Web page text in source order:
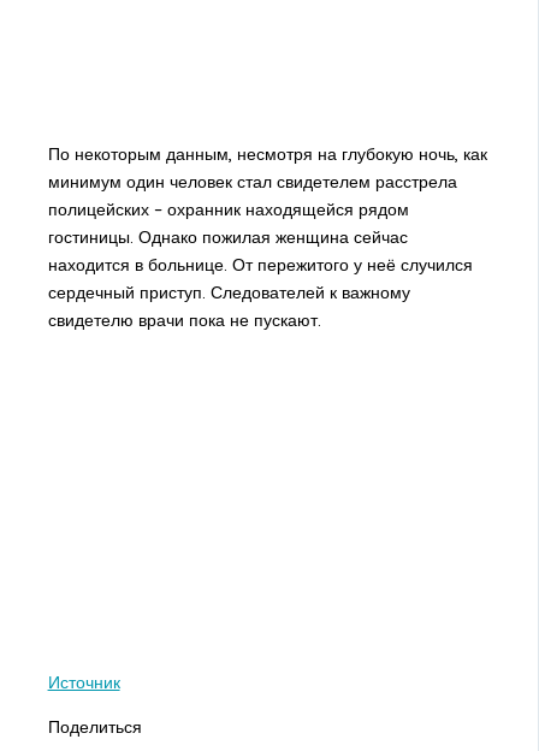
По некоторым данным, несмотря на глубокую ночь, как
минимум один человек стал свидетелем расстрела
полицейских – охранник находящейся рядом
гостиницы. Однако пожилая женщина сейчас
находится в больнице. От пережитого у неё случился
сердечный приступ. Следователей к важному
свидетелю врачи пока не пускают.
Источник
Поделиться